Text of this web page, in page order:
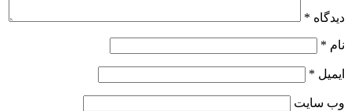
دیدگاه *
نام *
ایمیل *
وب‌ سایت